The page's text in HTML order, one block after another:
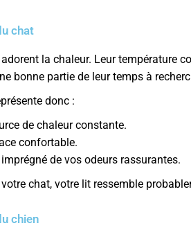
chat
la chaleur. Leur température
bonne partie de leur temps à
donc :
de chaleur constante.
confortable.
de vos odeurs rassurantes.
chat, votre lit ressemble
chien